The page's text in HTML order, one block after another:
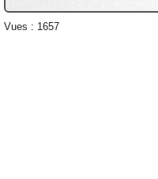
Vues : 1657